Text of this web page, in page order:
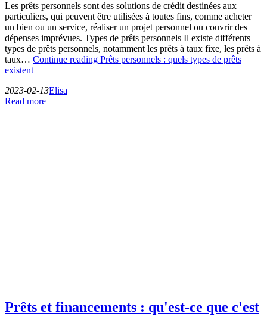
Les prêts personnels sont des solutions de crédit destinées aux
particuliers, qui peuvent être utilisées à toutes fins, comme acheter
un bien ou un service, réaliser un projet personnel ou couvrir des
dépenses imprévues. Types de prêts personnels Il existe différents
types de prêts personnels, notamment les prêts à taux fixe, les prêts à
taux… Continue reading Prêts personnels : quels types de prêts
existent
2023-02-13Elisa
Read more
Prêts et financements : qu'est-ce que c'est